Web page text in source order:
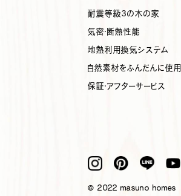
耐震等級3の木の家
気密・断熱性能
地熱利用換気システム
自然素材をふんだんに使用
保証・アフターサービス
© 2022 masuno homes